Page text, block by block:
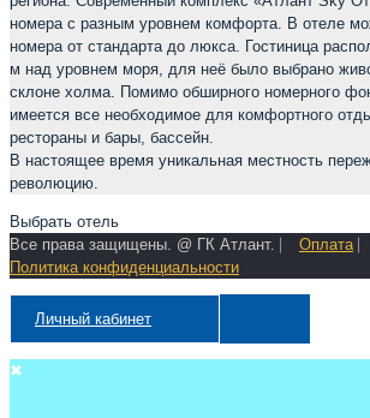
номера с разным уровнем комфорта. В отеле
номера от стандарта до люкса. Гостиница
м над уровнем моря, для неё было выбрано
склоне холма. Помимо обширного номерного
имеется все необходимое для комфортного
рестораны и бары, бассейн.
В настоящее время уникальная местность
революцию.
Выбрать отель
Все права защищены. @ ГК Атлант. ⎸ Оплата⎸
Политика конфиденциальности
Личный кабинет
✖